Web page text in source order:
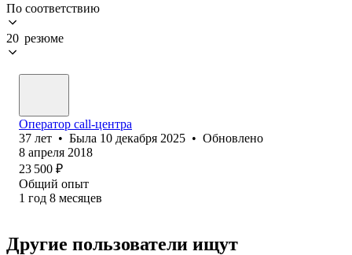
По соответствию
20 резюме
Оператор call-центра
37 лет • Была 10 декабря 2025 • Обновлено
8 апреля 2018
23 500 ₽
Общий опыт
1 год 8 месяцев
Другие пользователи ищут